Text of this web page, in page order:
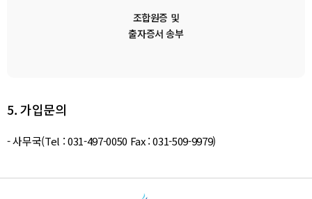
조합원증 및
출자증서 송부
5. 가입문의
- 사무국(Tel : 031-497-0050 Fax : 031-509-9979)